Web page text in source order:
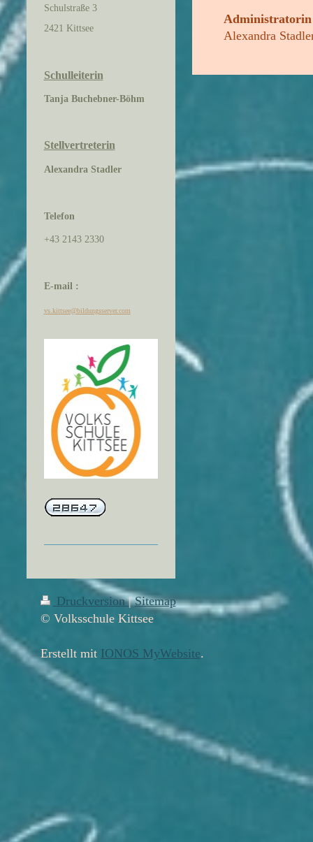
Administratorin
Alexandra
Schulstraße 3
2421 Kittsee
Schulleiterin
Tanja Buchebner-Böhm
Stellvertreterin
Alexandra Stadler
Telefon
+43 2143 2330
E-mail :
vs.kittsee@bildungsserver.com
Druckversion| Sitemap
© Volksschule Kittsee
Erstellt mit IONOS MyWebsite.